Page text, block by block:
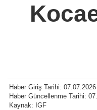
Haber Giriş Tarihi:
Haber Güncellenme Tarihi:
Kaynak: IGF